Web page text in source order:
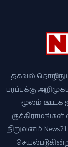
தகவல்
பரப்புக்கு
மூலம் ஊடக
நிறுவனம்